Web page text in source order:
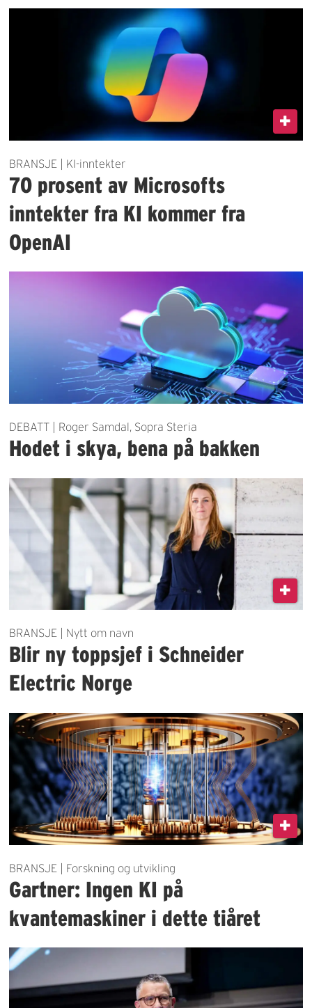
BRANSJE | KI-inntekter
70 prosent av Microsofts
inntekter fra KI kommer fra
OpenAI
DEBATT | Roger Samdal, Sopra Steria
Hodet i skya, bena på bakken
BRANSJE | Nytt om navn
Blir ny toppsjef i Schneider
Electric Norge
BRANSJE | Forskning og utvikling
Gartner: Ingen KI på
kvantemaskiner i dette tiåret